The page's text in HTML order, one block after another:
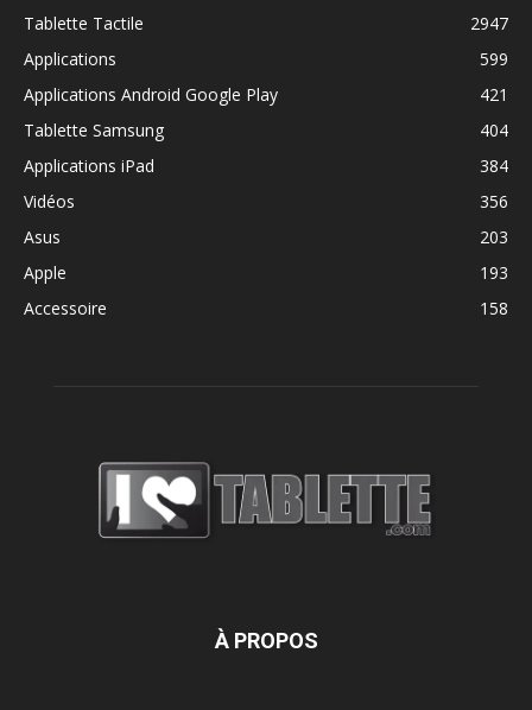
Tablette Tactile
2947
Applications
599
Applications Android Google Play
421
Tablette Samsung
404
Applications iPad
384
Vidéos
356
Asus
203
Apple
193
Accessoire
158
À PROPOS